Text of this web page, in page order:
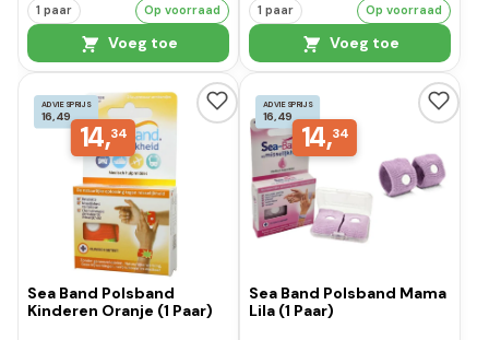
1 paar Op voorraad
Voeg toe
1 paar Op voorraad
Voeg toe
ADVIESPRIJS
16,49
14,34
Sea Band Polsband
Kinderen Oranje (1 Paar)
ADVIESPRIJS
16,49
14,34
Sea Band Polsband Mama
Lila (1 Paar)